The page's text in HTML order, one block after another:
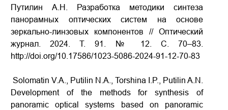
Путилин А.Н. Разработка методики синтеза
панорамных оптических систем на основе
зеркально-линзовых компонентов // Оптический
журнал. 2024. Т. 91. № 12. С. 70–83.
http://doi.org/10.17586/1023-5086-2024-91-12-70-83
Solomatin V.A., Putilin N.A., Torshina I.P., Putilin A.N.
Development of the methods for synthesis of
panoramic optical systems based on panoramic